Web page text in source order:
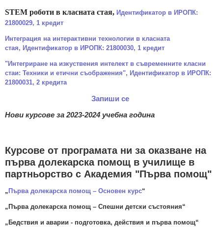
STEM роботи в класната стая, Идентификатор в ИРОПК:
21800029, 1 кредит
Интеграция на интерактивни технологии в класната
стая, Идентификатор в ИРОПК: 21800030, 1 кредит
"Интегриране на изкуствения интелект в съвременните класни
стаи: Техники и етични съображения", Идентификатор в ИРОПК:
21800031, 2 кредита
Запиши се
Нови курсове за 2023-2024 учебна година
Курсове от програмата ни за оказване на
първа долекарска помощ в училище в
партньорство с Академия "Първа помощ"
„ Първа долекарска помощ – Основен курс“
„Първа долекарска помощ – Спешни детски състояния“
„Бедствия и аварии - подготовка, действия и първа помощ“